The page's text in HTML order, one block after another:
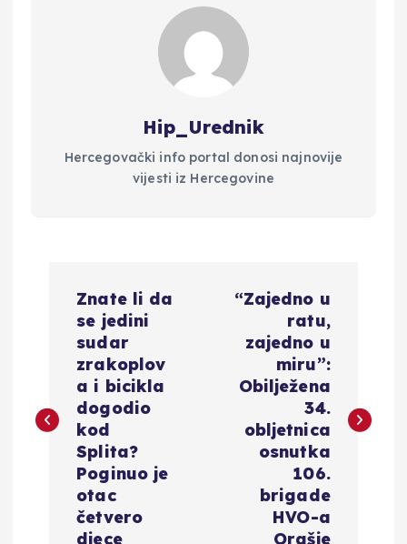
Hip_Urednik
Hercegovački info portal donosi najnovije
vijesti iz Hercegovine
i
Znate li da
se jedini
sudar
zrakoplov
a i bicikla
dogodio
kod
Splita?
Poginuo je
otac
četvero
djece
“Zajedno u
ratu,
zajedno u
miru”:
Obilježena
34.
obljetnica
osnutka
106.
brigade
HVO-a
Orašje